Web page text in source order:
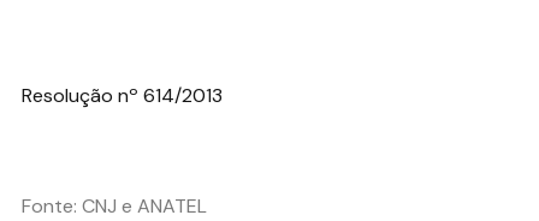
Resolução nº 614/2013
Fonte: CNJ e ANATEL